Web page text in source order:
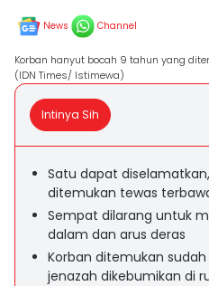
News Channel
Korban hanyut bocah 9 tahun yang
(IDN Times/ Istimewa)
Intinya Sih
Satu dapat
ditemukan tewas
Sempat dilarang untuk
dalam dan arus deras
Korban ditemukan
jenazah dikebumikan di